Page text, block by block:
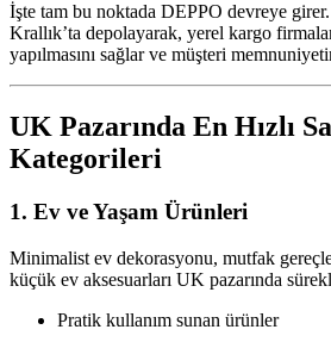
İşte tam bu noktada DEPPO devreye
Krallık’ta depolayarak, yerel kargo
yapılmasını sağlar ve müşteri
UK Pazarında En Hızlı
Kategorileri
1. Ev ve Yaşam Ürünleri
Minimalist ev dekorasyonu, mutfak
küçük ev aksesuarları UK pazarında
Pratik kullanım sunan ürünler